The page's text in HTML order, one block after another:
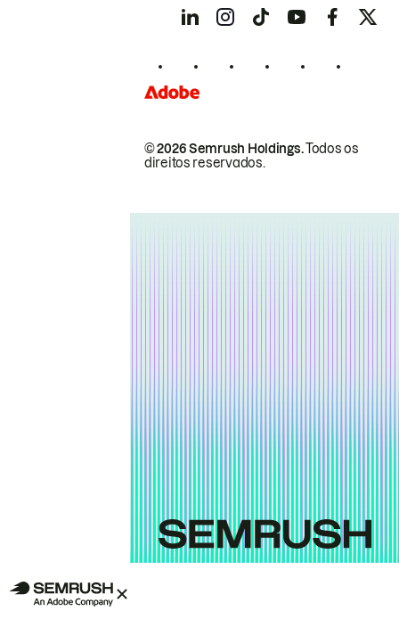
© 2026 Semrush Holdings.Todos os
direitos reservados.